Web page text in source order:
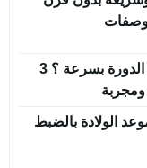
كيف اطهر من الدورة بسرعة ؟ 3
الولادة بالضبط